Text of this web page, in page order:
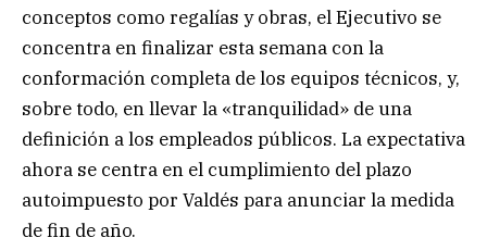
conceptos como regalías y obras, el Ejecutivo se
concentra en finalizar esta semana con la
conformación completa de los equipos técnicos, y,
sobre todo, en llevar la «tranquilidad» de una
definición a los empleados públicos. La expectativa
ahora se centra en el cumplimiento del plazo
autoimpuesto por Valdés para anunciar la medida
de fin de año.